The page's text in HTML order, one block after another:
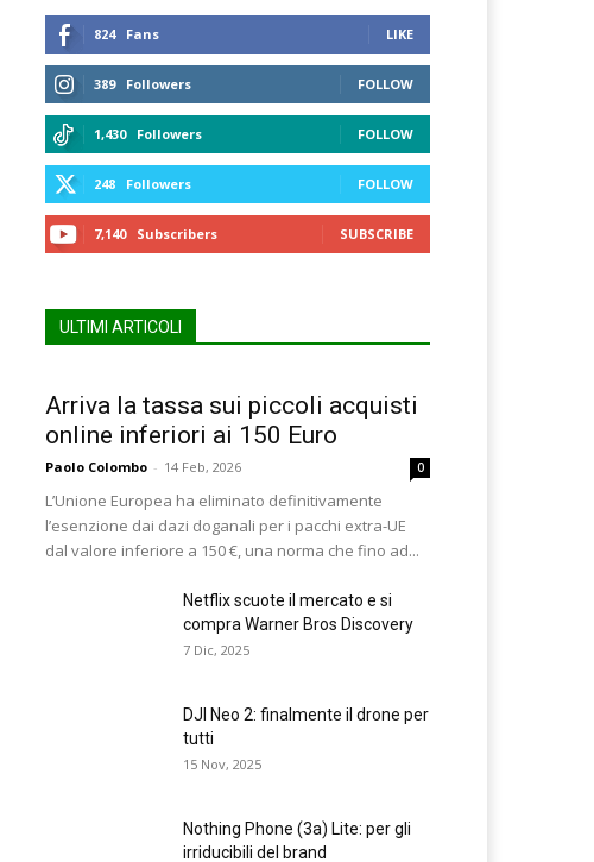
824 Fans LIKE
389 Followers FOLLOW
1,430 Followers FOLLOW
248 Followers FOLLOW
7,140 Subscribers SUBSCRIBE
ULTIMI ARTICOLI
Arriva la tassa sui piccoli acquisti
online inferiori ai 150 Euro
Paolo Colombo - 14 Feb, 2026 0
L’Unione Europea ha eliminato definitivamente
l’esenzione dai dazi doganali per i pacchi extra-UE
dal valore inferiore a 150 €, una norma che fino ad...
Netflix scuote il mercato e si
compra Warner Bros Discovery
7 Dic, 2025
DJI Neo 2: finalmente il drone per
tutti
15 Nov, 2025
Nothing Phone (3a) Lite: per gli
irriducibili del brand